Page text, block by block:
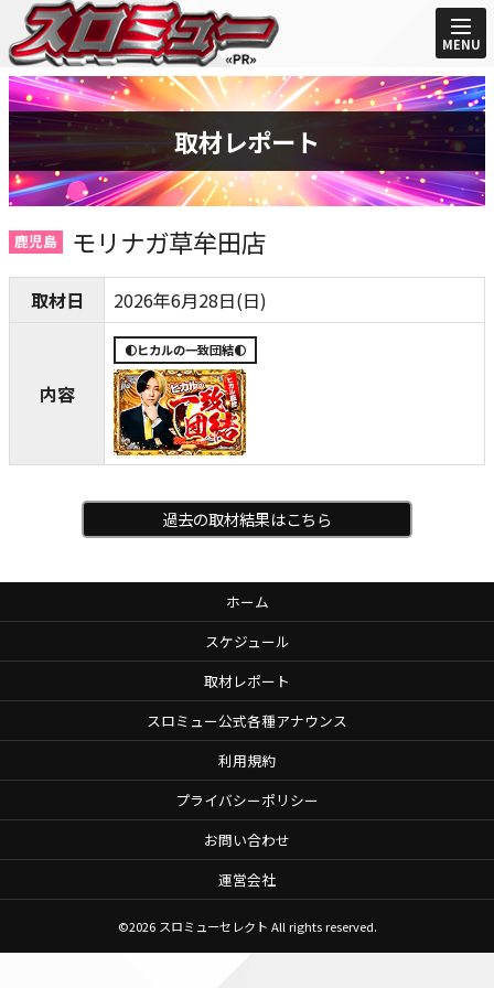
MENU
取材レポート
鹿児島 モリナガ草牟田店
取材日 2026年6月28日(日)
内容
🌓ヒカルの一致団結🌓
過去の取材結果はこちら
ホーム
スケジュール
取材レポート
スロミュー公式各種アナウンス
利用規約
プライバシーポリシー
お問い合わせ
運営会社
©2026 スロミューセレクト All rights reserved.